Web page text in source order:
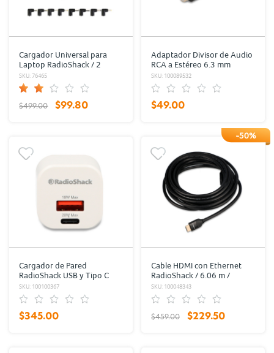
Cargador Universal para
Laptop RadioShack / 2
Puertos USB / 60 W / Negro
SKU: 76465
$499.00 $99.80
Adaptador Divisor de Audio
RCA a Estéreo 6.3 mm
RadioShack / Negro
SKU: 100089532
$49.00
Cargador de Pared
RadioShack USB y Tipo C
Blanco 1 pieza
SKU: 100100367
$345.00
-50%
Cable HDMI con Ethernet
RadioShack / 6.06 m /
Plástico / Negro con oro
SKU: 100048343
$459.00 $229.50